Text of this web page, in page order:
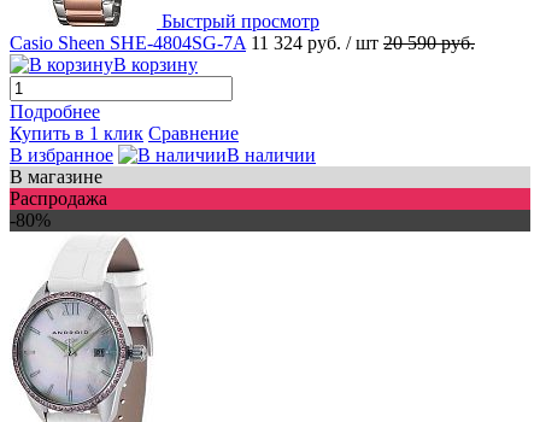
Быстрый просмотр
Casio Sheen SHE-4804SG-7A 11 324 руб. / шт 20 590 руб.
В корзину
Подробнее
Купить в 1 клик Сравнение
В избранное
В наличии
В магазине
Распродажа
-80%